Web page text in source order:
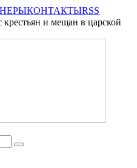
КОНТАКТЫRSS
крестьян и мещан в царской